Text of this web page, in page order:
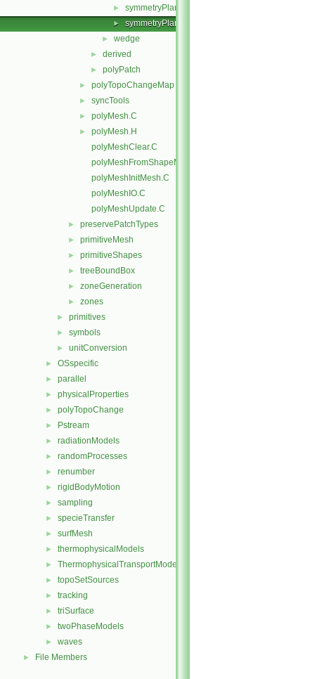
► symmetryPlanePolyPatch.C
► symmetryPlanePolyPatch.H
► wedge
► derived
► polyPatch
► polyTopoChangeMap
► syncTools
► polyMesh.C
►
polyMesh.H
polyMeshClear.C
polyMeshFromShapeMesh.C
polyMeshInitMesh.C
polyMeshIO.C
polyMeshUpdate.C
► preservePatchTypes
► primitiveMesh
► primitiveShapes
► treeBoundBox
► zoneGeneration
► zones
► primitives
► symbols
► unitConversion
► OSspecific
► parallel
► physicalProperties
► polyTopoChange
► Pstream
► radiationModels
► randomProcesses
► renumber
► rigidBodyMotion
► sampling
► specieTransfer
► surfMesh
► thermophysicalModels
► ThermophysicalTransportModels
► topoSetSources
► tracking
► triSurface
► twoPhaseModels
► waves
► File Members